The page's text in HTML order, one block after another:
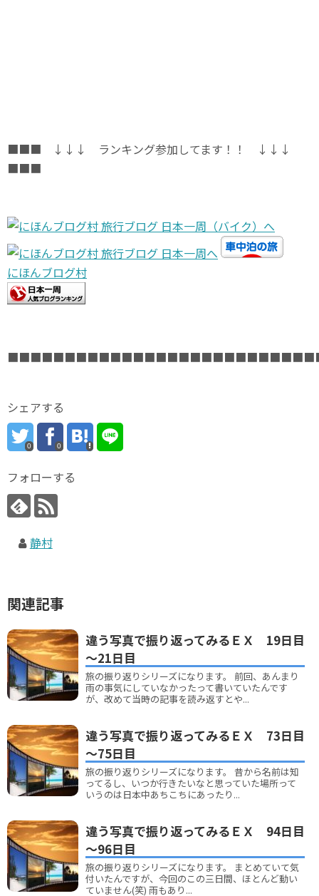
■■■ ↓↓↓ ランキング参加してます！！ ↓↓↓
■■■
にほんブログ村
シェアする
0 0
フォローする
静村
関連記事
違う写真で振り返ってみるＥＸ 19日目
～21日目
旅の振り返りシリーズになります。 前回、あんまり
雨の事気にしていなかったって書いていたんです
が、改めて当時の記事を読み返すとや...
違う写真で振り返ってみるＥＸ 73日目
～75日目
旅の振り返りシリーズになります。 昔から名前は知
ってるし、いつか行きたいなと思っていた場所って
いうのは日本中あちこちにあったり...
違う写真で振り返ってみるＥＸ 94日目
～96日目
旅の振り返りシリーズになります。 まとめていて気
付いたんですが、今回のこの三日間、ほとんど動い
ていません(笑) 雨もあり...